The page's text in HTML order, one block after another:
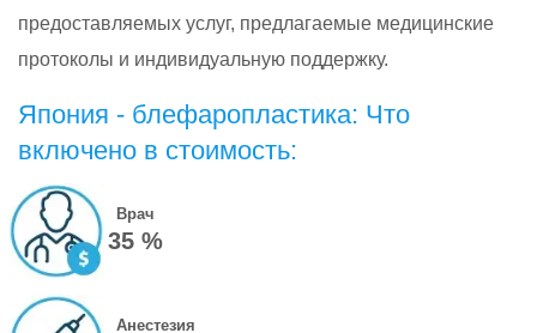
предоставляемых услуг, предлагаемые медицинские
протоколы и индивидуальную поддержку.
Япония - блефаропластика: Что
включено в стоимость:
Врач
35 %
Анестезия